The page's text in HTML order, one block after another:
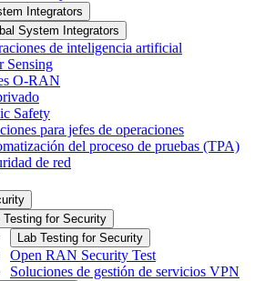
Integrators
System Integrators
de inteligencia artificial
Sensing
O-RAN
Safety
para jefes de operaciones
del proceso de pruebas (TPA)
de red
Testing for Security
Lab Testing for Security
Open RAN Security Test
Soluciones de gestión de servicios VPN